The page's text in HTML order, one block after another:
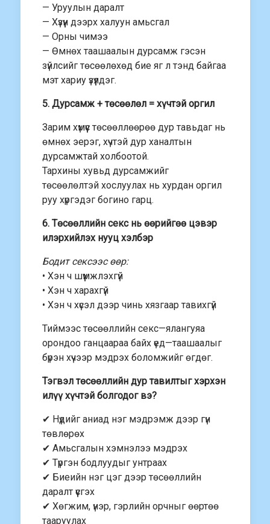
— Уруулын даралт
— Хүзүүн дээрх халуун амьсгал
— Орны чимээ
— Өмнөх таашаалын дурсамж гэсэн
зүйлсийг төсөөлөхөд бие яг л тэнд байгаа
мэт хариу үзүүлдэг.
5. Дурсамж + төсөөлөл = хүчтэй оргил
Зарим хүмүүс төсөөллөөрөө дур тавьдаг нь
өмнөх эерэг, хүчтэй дур ханалтын
дурсамжтай холбоотой.
Тархины хувьд дурсамжийг
төсөөлөлтэй хослуулах нь хурдан оргил
руу хүргэдэг богино гарц.
6. Төсөөллийн секс нь өөрийгөө цэвэр
илэрхийлэх нууц хэлбэр
Бодит сексээс өөр:
• Хэн ч шүүмжлэхгүй
• Хэн ч харахгүй
• Хэн ч хүсэл дээр чинь хязгаар тавихгүй
Тиймээс төсөөллийн секс—ялангуяа
орондоо ганцаараа байх үед—таашаалыг
бүрэн хүчээр мэдрэх боломжийг өгдөг.
Тэгвэл төсөөллийн дур тавилтыг хэрхэн
илүү хүчтэй болгодог вэ?
✔ Нүдийг аниад нэг мэдрэмж дээр гүн
төвлөрөх
✔ Амьсгалын хэмнэлээ мэдрэх
✔ Түргэн бодлуудыг унтраах
✔ Биеийн нэг цэг дээр төсөөллийн
даралт үүсгэх
✔ Хөгжим, үнэр, гэрлийн орчныг өөртөө
тааруулах